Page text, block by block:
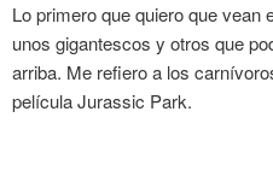
Lo primero que quiero que
unos gigantescos y otros que
arriba. Me refiero a los
película Jurassic Park.